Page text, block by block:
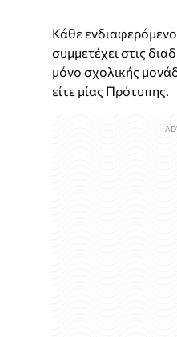
Κάθε
συμμετέχει στις
μόνο σχολικής
είτε μίας Πρότυπης.